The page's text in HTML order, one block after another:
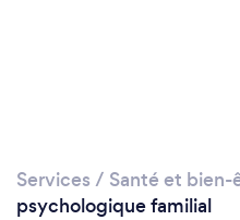
Services / Santé et bien-
psychologique familial